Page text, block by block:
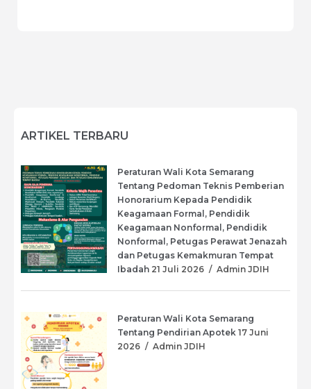
ARTIKEL TERBARU
Peraturan Wali Kota Semarang
Tentang Pedoman Teknis Pemberian
Honorarium Kepada Pendidik
Keagamaan Formal, Pendidik
Keagamaan Nonformal, Pendidik
Nonformal, Petugas Perawat Jenazah
dan Petugas Kemakmuran Tempat
Ibadah 21 Juli 2026 / Admin JDIH
Peraturan Wali Kota Semarang
Tentang Pendirian Apotek 17 Juni
2026 / Admin JDIH